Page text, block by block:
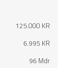
125.000 KR
6.995 KR
96 Mdr